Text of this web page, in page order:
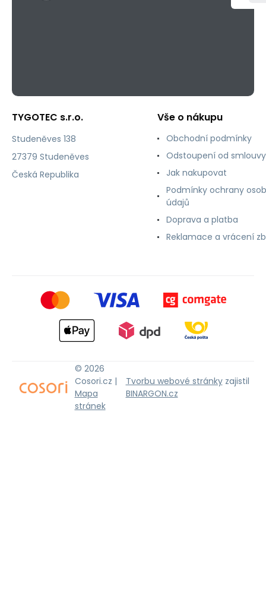
TYGOTEC s.r.o.
Studeněves 138
27379 Studeněves
Česká Republika
Vše o nákupu
Obchodní podmínky
Odstoupení od smlouvy
Jak nakupovat
Podmínky ochrany
údajů
Doprava a platba
Reklamace a vrácení
© 2026
Cosori.cz |
Mapa
stránek
Tvorbu webové stránkyzajistil
BINARGON.cz